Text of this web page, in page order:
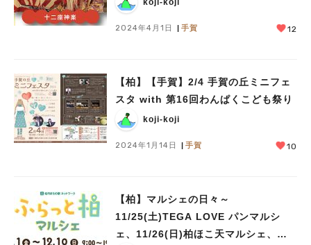
2024年4月1日 手賀 12
【柏】【手賀】2/4 手賀の丘ミニフェ
スタ with 第16回わんぱくこども祭り
koji-koji
2024年1月14日 手賀 10
【柏】マルシェの日々～
11/25(土)TEGA LOVE パンマルシ
ェ、11/26(日)柏ほこ天マルシェ、